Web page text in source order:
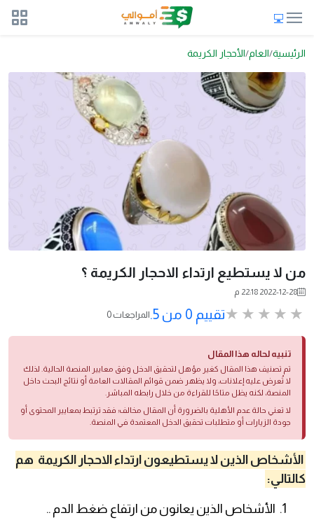
الرئيسية العام الأحجار الكريمة
من لا يستطيع ارتداء الاحجار الكريمة ؟
2022-12-28 22:18 م
تقييم 0 من 5. 0 المراجعات
تنبيه لحاله هذا المقال
تم تصنيف هذا المقال كغير مؤهل لتحقيق الدخل وفق معايير المنصة الحالية. لذلك
لا تُعرض عليه إعلانات، ولا يظهر ضمن قوائم المقالات العامة أو نتائج البحث داخل
المنصة، لكنه يظل متاحًا للقراءة من خلال رابطه المباشر.
لا تعني حالة عدم الأهلية بالضرورة أن المقال مخالف؛ فقد ترتبط بمعايير المحتوى أو
جودة الزيارات أو متطلبات تحقيق الدخل المعتمدة في المنصة.
الأشخاص الذين لا يستطيعون ارتداء الاحجار الكريمة هم
كالتالي:
الأشخاص الذين يعانون من ارتفاع ضغط الدم ..